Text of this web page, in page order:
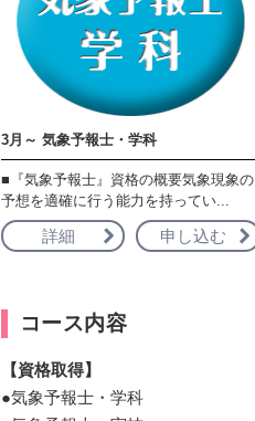
3月～ 気象予報士・学科
■『気象予報士』資格の概要気象現象の
予想を適確に行う能力を持ってい...
詳細 申し込む
コース内容
【資格取得】
●気象予報士・学科